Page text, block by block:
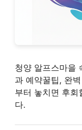
청양 알프스마을
과 예약꿀팁, 완
부터 놓치면 후회
다.